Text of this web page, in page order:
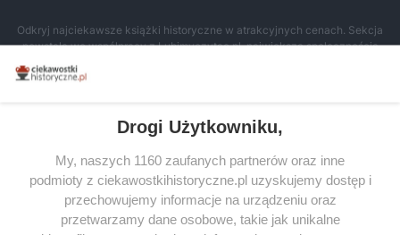
Odkryj najciekawsze książki historyczne w atrakcyjnych cenach. Sekcja
powstała we współpracy z Lubimyczytac.pl, największą społecznością
miłośników literatury w Polsce – dzięki temu możesz wybierać spośród
tytułów najwyżej ocenianych przez czytelników.
SERWIS
SPOŁECZNOŚĆ
Drogi Użytkowniku,
My, naszych 1160 zaufanych partnerów oraz inne
podmioty z ciekawostkihistoryczne.pl uzyskujemy dostęp i
przechowujemy informacje na urządzeniu oraz
przetwarzamy dane osobowe, takie jak unikalne